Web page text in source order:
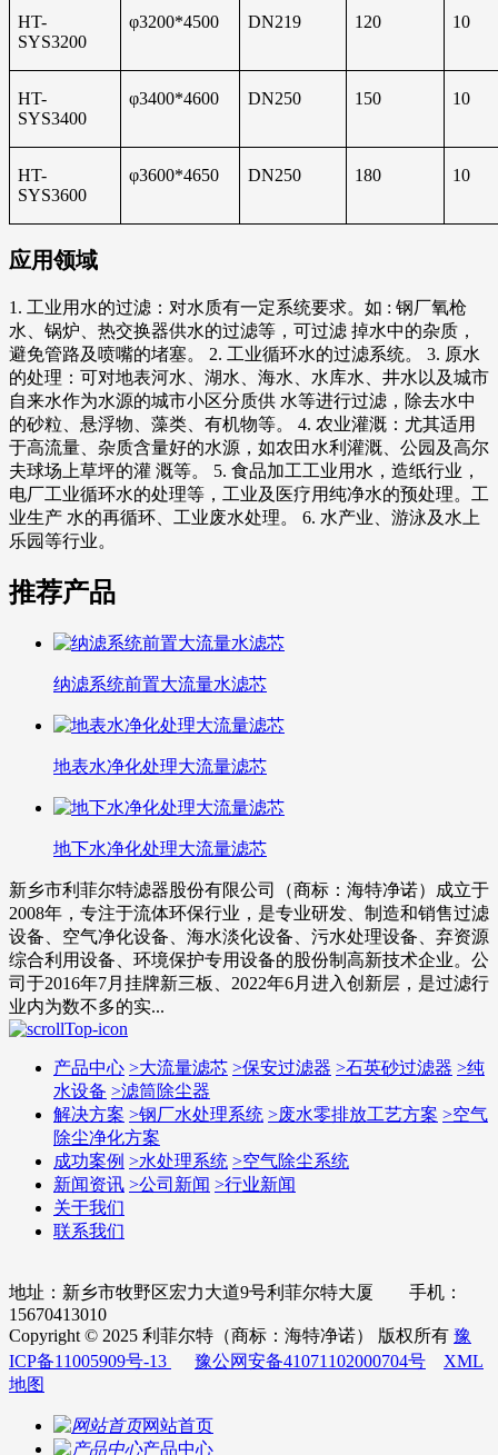
HT-
SYS3200
φ3200*4500 DN219 120 10
HT-
SYS3400
φ3400*4600 DN250 150 10
HT-
SYS3600
φ3600*4650 DN250 180 10
应用领域
1. 工业用水的过滤：对水质有一定系统要求。如 : 钢厂氧枪
水、锅炉、热交换器供水的过滤等，可过滤 掉水中的杂质，
避免管路及喷嘴的堵塞。 2. 工业循环水的过滤系统。 3. 原水
的处理：可对地表河水、湖水、海水、水库水、井水以及城市
自来水作为水源的城市小区分质供 水等进行过滤，除去水中
的砂粒、悬浮物、藻类、有机物等。 4. 农业灌溉：尤其适用
于高流量、杂质含量好的水源，如农田水利灌溉、公园及高尔
夫球场上草坪的灌 溉等。 5. 食品加工工业用水，造纸行业，
电厂工业循环水的处理等，工业及医疗用纯净水的预处理。工
业生产 水的再循环、工业废水处理。 6. 水产业、游泳及水上
乐园等行业。
推荐产品
纳滤系统前置大流量水滤芯
地表水净化处理大流量滤芯
地下水净化处理大流量滤芯
新乡市利菲尔特滤器股份有限公司（商标：海特净诺）成立于
2008年，专注于流体环保行业，是专业研发、制造和销售过滤
设备、空气净化设备、海水淡化设备、污水处理设备、弃资源
综合利用设备、环境保护专用设备的股份制高新技术企业。公
司于2016年7月挂牌新三板、2022年6月进入创新层，是过滤行
业内为数不多的实...
产品中心 >大流量滤芯 >保安过滤器 >石英砂过滤器 >纯
水设备 >滤筒除尘器
解决方案 >钢厂水处理系统 >废水零排放工艺方案 >空气
除尘净化方案
成功案例 >水处理系统 >空气除尘系统
新闻资讯 >公司新闻 >行业新闻
关于我们
联系我们
地址：新乡市牧野区宏力大道9号利菲尔特大厦 手机：
15670413010
Copyright © 2025 利菲尔特（商标：海特净诺） 版权所有 豫
ICP备11005909号-13
豫公网安备41071102000704号
XML
地图
网站首页
产品中心